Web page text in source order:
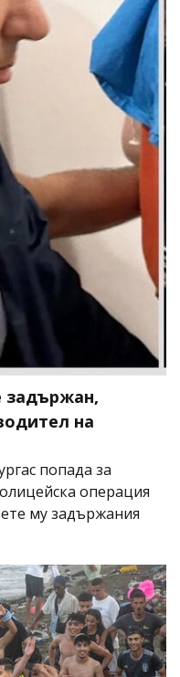
задържан,
на
попада за
операция
му задържания